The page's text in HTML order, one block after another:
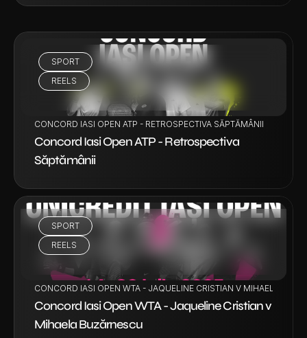
SPORT
REELS
VEZI PROIECT
CONCORD IASI OPEN ATP - RETROSPECTIVA SĂPTĂMÂNII
Concord Iasi Open ATP - Retrospectiva
Săptămânii
SPORT
REELS
VEZI PROIECT
CONCORD IASI OPEN WTA - JAQUELINE CRISTIAN V MIHAELA
Concord Iasi Open WTA - Jaqueline Cristian v
Mihaela Buzărnescu